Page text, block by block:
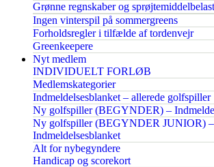
Grønne regnskaber og
Ingen vinterspil på sommergreens
Forholdsregler i tilfælde af tordenvejr
Greenkeepere
Nyt medlem
INDIVIDUELT FORLØB
Medlemskategorier
Indmeldelsesblanket – allerede golfspiller
Ny golfspiller (BEGYNDER) –
Ny golfspiller (BEGYNDER JUNIOR) –
Indmeldelsesblanket
Alt for nybegyndere
Handicap og scorekort